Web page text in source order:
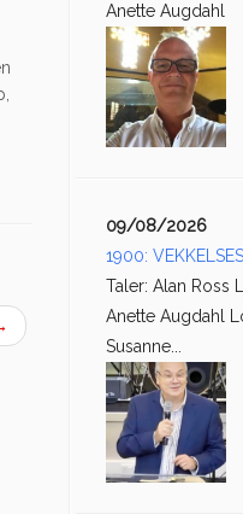
Anette Augdahl
09/08/2026
1900:
Taler: Alan Ross
Anette Augdahl
Susanne...